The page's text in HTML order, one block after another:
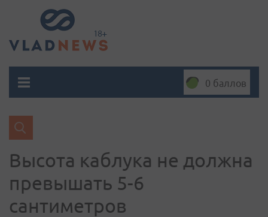
0 баллов
Высота каблука не должна
превышать 5-6
сантиметров